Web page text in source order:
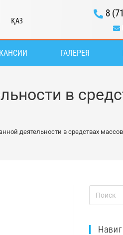
ҚАЗ
8
ГАЛЕРЕЯ
в
деятельности в средствах